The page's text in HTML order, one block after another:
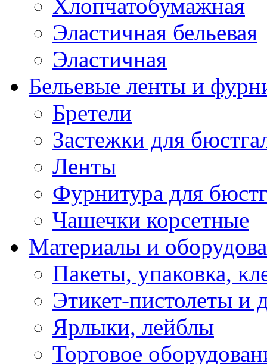
Хлопчатобумажная
Эластичная бельевая
Эластичная
Бельевые ленты и
Бретели
Застежки для
Ленты
Фурнитура для
Чашечки корсетные
Материалы и
Пакеты, упаковка,
Этикет-пистолеты и
Ярлыки, лейблы
Торговое